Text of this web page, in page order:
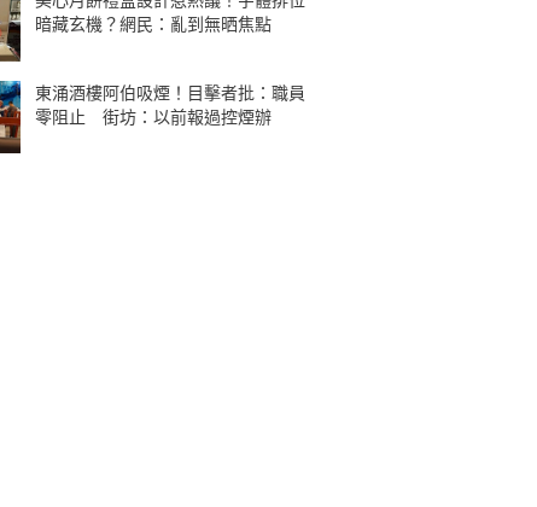
暗藏玄機？網民：亂到無晒焦點
東涌酒樓阿伯吸煙！目擊者批：職員
零阻止 街坊：以前報過控煙辦